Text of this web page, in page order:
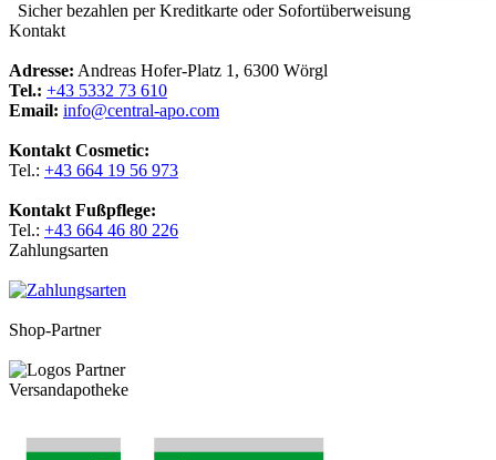
Sicher bezahlen per Kreditkarte oder Sofortüberweisung
Kontakt
Adresse: Andreas Hofer-Platz 1, 6300 Wörgl
Tel.: +43 5332 73 610
Email: info@central-apo.com
Kontakt Cosmetic:
Tel.: +43 664 19 56 973
Kontakt Fußpflege:
Tel.: +43 664 46 80 226
Zahlungsarten
Shop-Partner
Versandapotheke